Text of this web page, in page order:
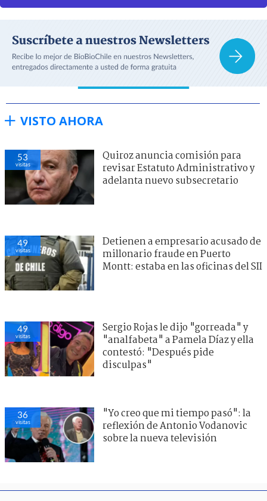
VISTO AHORA
53
visitas
Quiroz anuncia comisión para
revisar Estatuto Administrativo y
adelanta nuevo subsecretario
49
visitas
Detienen a empresario acusado de
millonario fraude en Puerto
Montt: estaba en las oficinas del SII
49
visitas
Sergio Rojas le dijo "gorreada" y
"analfabeta" a Pamela Díaz y ella
contestó: "Después pide
disculpas"
36
visitas
"Yo creo que mi tiempo pasó": la
reflexión de Antonio Vodanovic
sobre la nueva televisión